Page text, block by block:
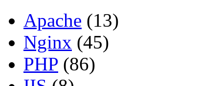
Apache (13)
Nginx (45)
PHP (86)